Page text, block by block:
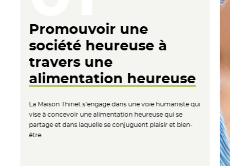
Promouvoir une
société heureuse à
travers une
alimentation heureuse
La Maison Thiriet s’engagedans une voie humaniste qui
vise à concevoir unealimentation heureuse qui se
partage et dans laquelle seconjuguent plaisir et bien-
être.